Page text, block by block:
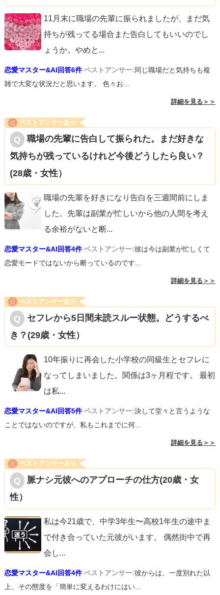
11月末に職場の先輩に振られましたが、まだ気
持ちが残ってる場合また告白してもいいのでし
ょうか。やめと ...
恋愛マスター&AI回答6件 ベストアンサー:同じ職場だと気持ちも複
雑で大変な状況だと思います。 色々お...
詳細を見る＞＞
ベストアンサーあり
職場の先輩に告白して振られた。まだ好きな
気持ちが残っているけれど今後どうしたら良い？
(28歳・女性）
職場の先輩を好きになり告白を三週間前にしま
した。先輩は副業が忙しいから他の人間を考え
る余裕がないと断...
恋愛マスター&AI回答4件 ベストアンサー:彼は今は副業が忙しくて
恋愛モードではないから断っているのです...
詳細を見る＞＞
ベストアンサーあり
セフレから5日間未読スルー状態。どうするべ
き？(29歳・女性）
10年振りに再会した小学校の同級生とセフレに
なってしまいました。関係は3ヶ月程です。 最初
は私...
恋愛マスター&AI回答5件 ベストアンサー:決して堂々と言うような
ことではないのですが、私もこれまでに何...
詳細を見る＞＞
ベストアンサーあり
脈ナシ元彼へのアプローチの仕方(20歳・女
性）
私は今21歳で、中学3年生〜高校1年生の途中ま
で付き合っていた元彼がいます。 偶然街中で再
会し...
恋愛マスター&AI回答4件 ベストアンサー:彼からは、一度別れた以
上、その態度を「簡単に変えるわけにはい...